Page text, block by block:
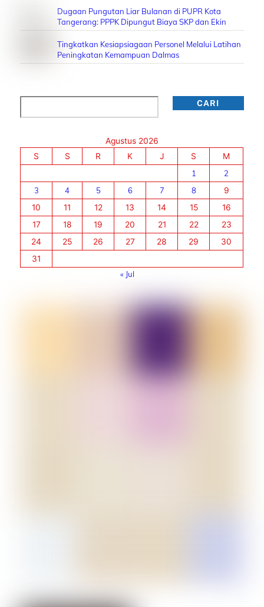
Dugaan Pungutan Liar Bulanan di PUPR Kota
Tangerang: PPPK Dipungut Biaya SKP dan Ekin
Tingkatkan Kesiapsiagaan Personel Melalui Latihan
Peningkatan Kemampuan Dalmas
CARI
Agustus 2026
S
S R K J S
M
1
2
3
4 5 6 7 8
9
10
11 12 13 14 15
16
17
18 19 20 21 22
23
24
25 26 27 28 29
30
31
« Jul